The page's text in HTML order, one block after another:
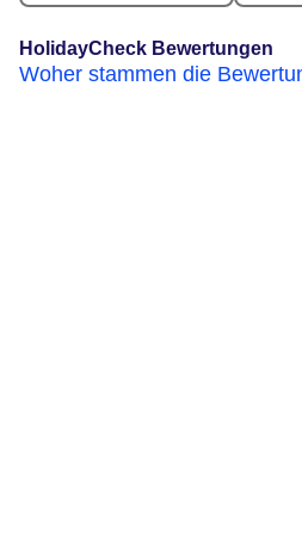
HolidayCheck Bewertungen
Woher stammen die